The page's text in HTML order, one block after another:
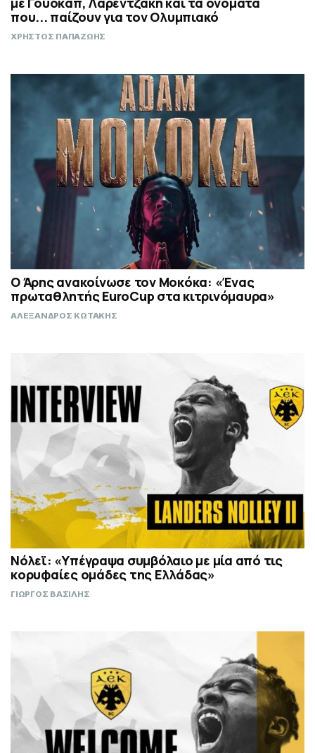
που... παίζουν για τον Ολυμπιακό
ΧΡΗΣΤΟΣ ΠΑΠΑΖΩΗΣ
Ο Άρης ανακοίνωσε τον Μοκόκα: «Ένας
πρωταθλητής EuroCup στα κιτρινόμαυρα»
ΑΛΕΞΑΝΔΡΟΣ ΚΩΤΑΚΗΣ
Νόλεϊ: «Υπέγραψα συμβόλαιο με μία από τις
κορυφαίες ομάδες της Ελλάδας»
ΓΙΩΡΓΟΣ ΒΑΣΙΛΗΣ